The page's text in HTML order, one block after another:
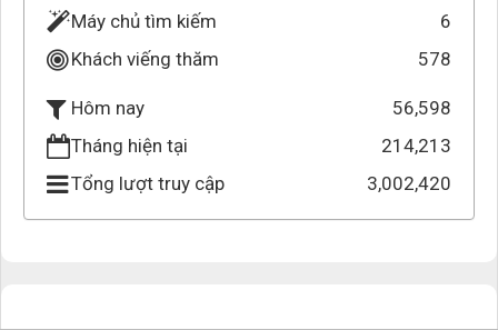
Máy chủ tìm kiếm
6
Khách viếng thăm
578
Hôm nay
56,598
Tháng hiện tại
214,213
Tổng lượt truy cập
3,002,420